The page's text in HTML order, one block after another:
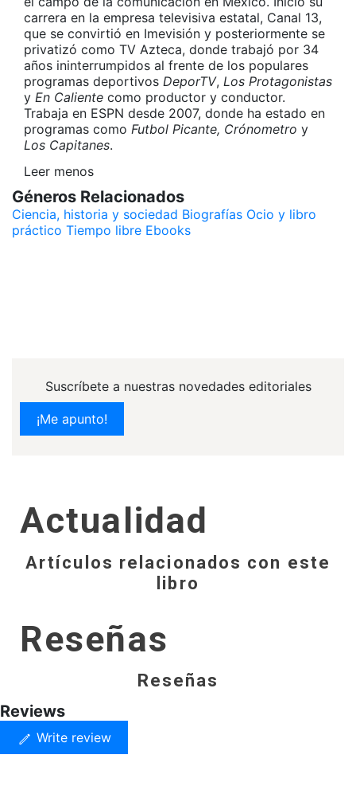
carrera en la empresa televisiva estatal, Canal 13,
que se convirtió en Imevisión y posteriormente se
privatizó como TV Azteca, donde trabajó por 34
años ininterrumpidos al frente de los populares
programas deportivos DeporTV, Los Protagonistas
y En Caliente como productor y conductor.
Trabaja en ESPN desde 2007, donde ha estado en
programas como Futbol Picante, Crónometro y
Los Capitanes.
Leer menos
Géneros Relacionados
Ciencia, historia y sociedad Biografías Ocio y libro
práctico Tiempo libre Ebooks
Suscríbete a nuestras novedades editoriales
¡Me apunto!
Actualidad
Artículos relacionados con este
libro
Reseñas
Reseñas
Reviews
Write review